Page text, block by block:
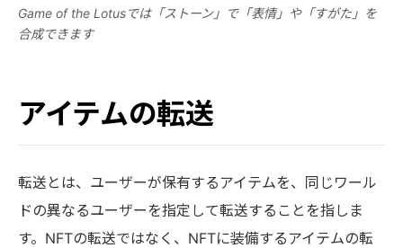
Game of the Lotusでは「ストーン」で「表情」や「すがた」を
合成できます
アイテムの転送
転送とは、ユーザーが保有するアイテムを、同じワール
ドの異なるユーザーを指定して転送することを指しま
す。NFTの転送ではなく、NFTに装備するアイテムの転